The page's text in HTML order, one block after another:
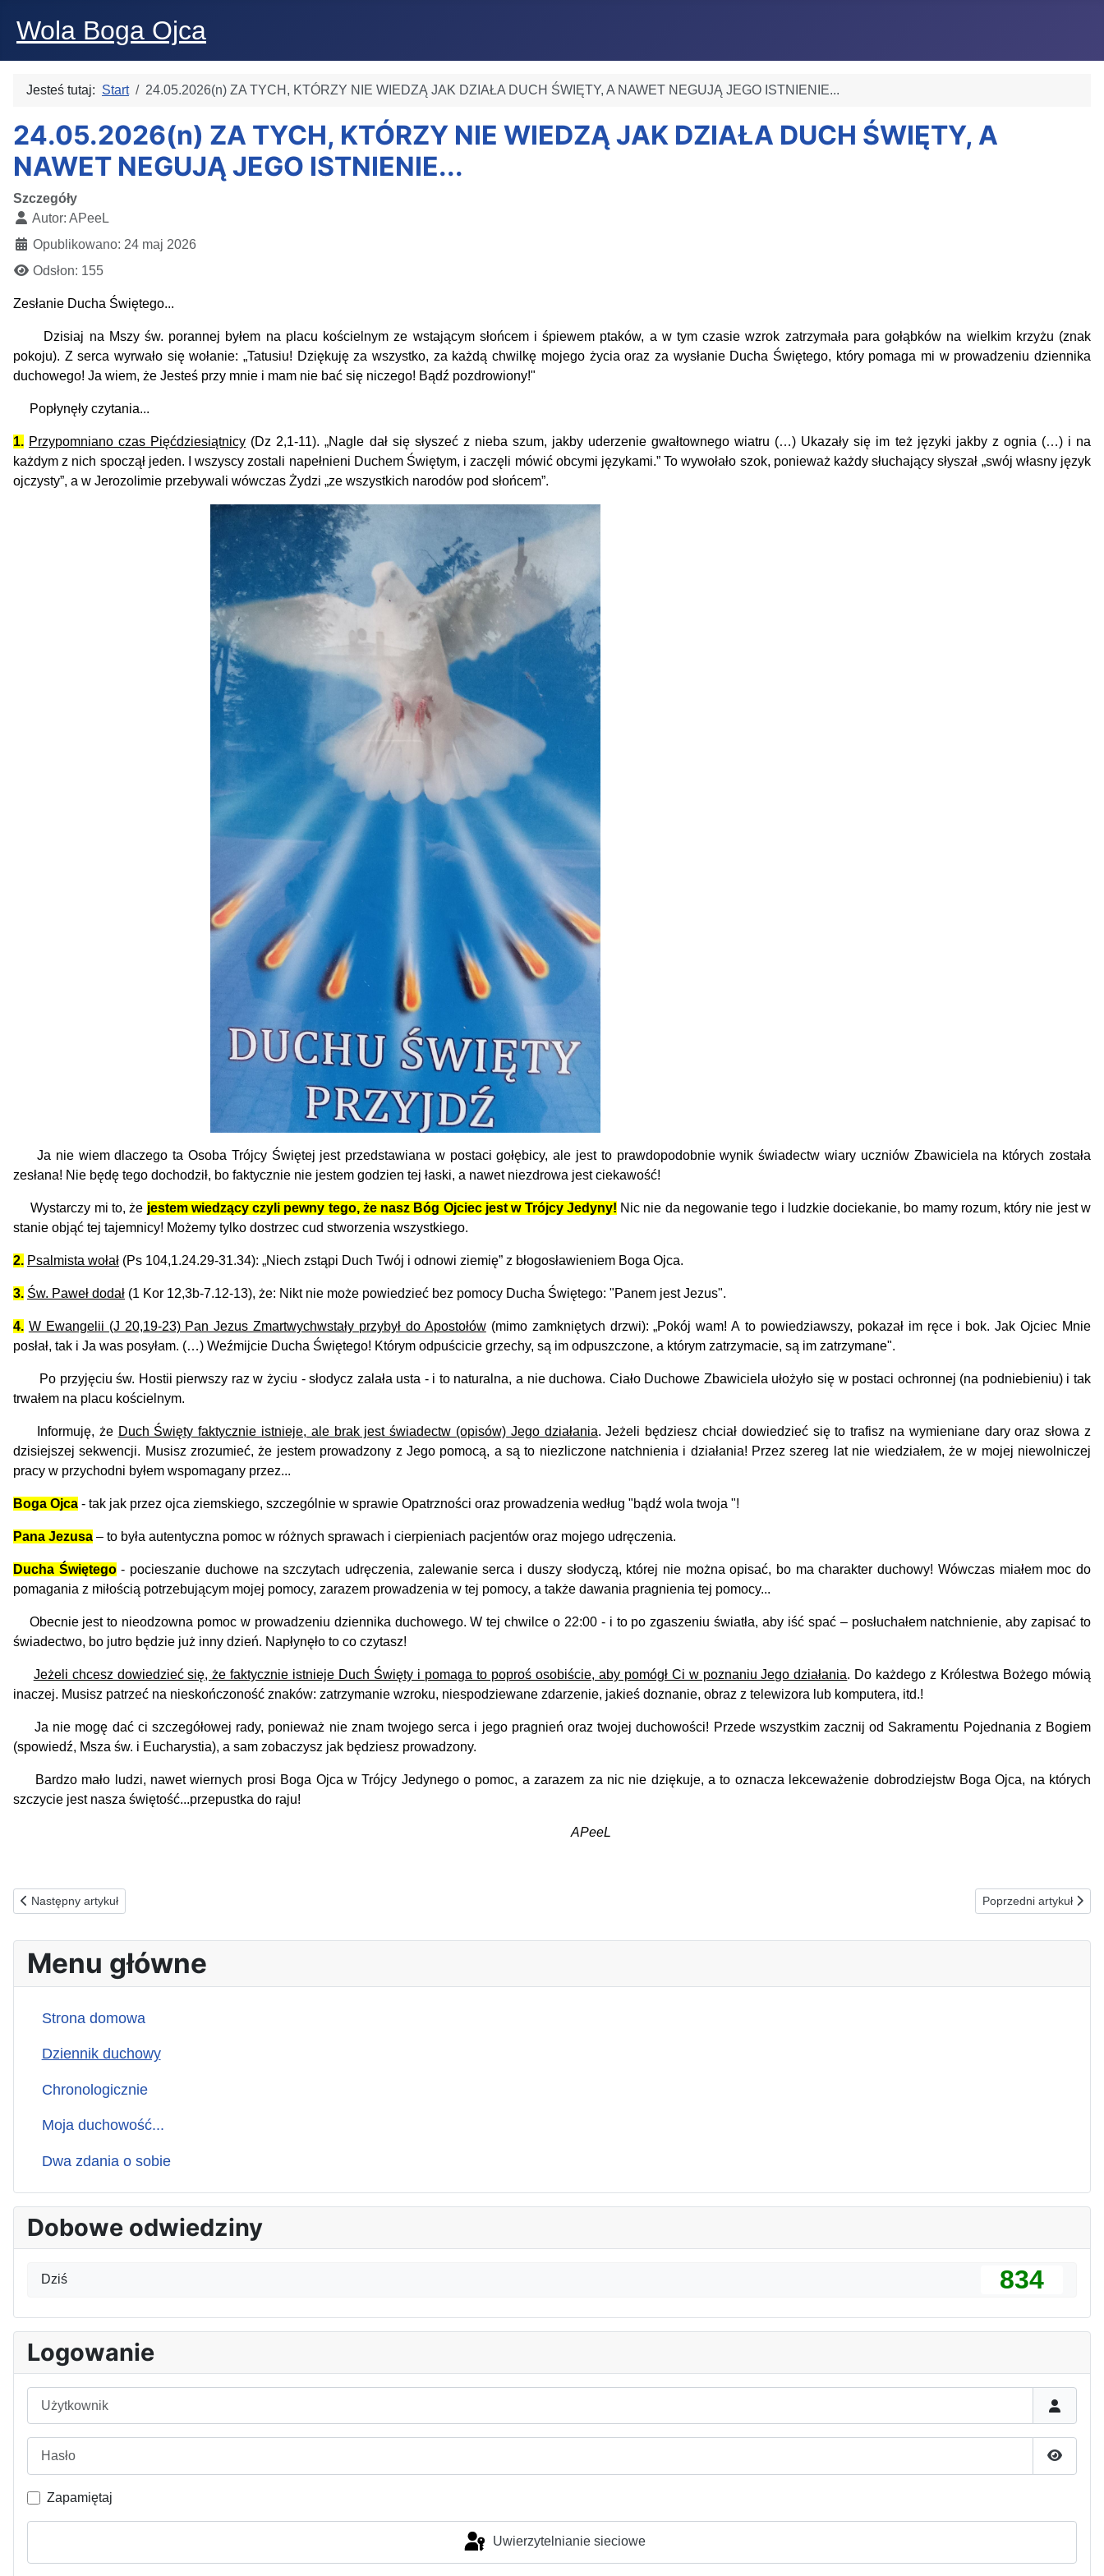
Wola Boga Ojca
Jesteś tutaj: Start 24.05.2026(n) ZA TYCH, KTÓRZY NIE WIEDZĄ JAK DZIAŁA DUCH ŚWIĘTY, A NAWET NEGUJĄ JEGO ISTNIENIE...
24.05.2026(n) ZA TYCH, KTÓRZY NIE WIEDZĄ JAK DZIAŁA DUCH ŚWIĘTY, A
NAWET NEGUJĄ JEGO ISTNIENIE...
Szczegóły
Autor: APeeL
Opublikowano: 24 maj 2026
Odsłon: 155
Zesłanie Ducha Świętego...
Dzisiaj na Mszy św. porannej byłem na placu kościelnym ze wstającym słońcem i śpiewem ptaków, a w tym czasie wzrok zatrzymała para gołąbków na wielkim krzyżu (znak
pokoju). Z serca wyrwało się wołanie: „Tatusiu! Dziękuję za wszystko, za każdą chwilkę mojego życia oraz za wysłanie Ducha Świętego, który pomaga mi w prowadzeniu dziennika
duchowego! Ja wiem, że Jesteś przy mnie i mam nie bać się niczego! Bądź pozdrowiony!"
Popłynęły czytania...
1. Przypomniano czas Pięćdziesiątnicy (Dz 2,1-11). „Nagle dał się słyszeć z nieba szum, jakby uderzenie gwałtownego wiatru (…) Ukazały się im też języki jakby z ognia (…) i na
każdym z nich spoczął jeden. I wszyscy zostali napełnieni Duchem Świętym, i zaczęli mówić obcymi językami.” To wywołało szok, ponieważ każdy słuchający słyszał „swój własny język
ojczysty”, a w Jerozolimie przebywali wówczas Żydzi „ze wszystkich narodów pod słońcem”.
Ja nie wiem dlaczego ta Osoba Trójcy Świętej jest przedstawiana w postaci gołębicy, ale jest to prawdopodobnie wynik świadectw wiary uczniów Zbawiciela na których została
zesłana! Nie będę tego dochodził, bo faktycznie nie jestem godzien tej łaski, a nawet niezdrowa jest ciekawość!
Wystarczy mi to, że jestem wiedzący czyli pewny tego, że nasz Bóg Ojciec jest w Trójcy Jedyny! Nic nie da negowanie tego i ludzkie dociekanie, bo mamy rozum, który nie jest w
stanie objąć tej tajemnicy! Możemy tylko dostrzec cud stworzenia wszystkiego.
2. Psalmista wołał (Ps 104,1.24.29-31.34): „Niech zstąpi Duch Twój i odnowi ziemię” z błogosławieniem Boga Ojca.
3. Św. Paweł dodał (1 Kor 12,3b-7.12-13), że: Nikt nie może powiedzieć bez pomocy Ducha Świętego: "Panem jest Jezus".
4. W Ewangelii (J 20,19-23) Pan Jezus Zmartwychwstały przybył do Apostołów(mimo zamkniętych drzwi): „Pokój wam! A to powiedziawszy, pokazał im ręce i bok. Jak Ojciec Mnie
posłał, tak i Ja was posyłam. (…) Weźmijcie Ducha Świętego! Którym odpuścicie grzechy, są im odpuszczone, a którym zatrzymacie, są im zatrzymane".
Po przyjęciu św. Hostii pierwszy raz w życiu - słodycz zalała usta - i to naturalna, a nie duchowa. Ciało Duchowe Zbawiciela ułożyło się w postaci ochronnej (na podniebieniu) i tak
trwałem na placu kościelnym.
Informuję, że Duch Święty faktycznie istnieje, ale brak jest świadectw (opisów) Jego działania. Jeżeli będziesz chciał dowiedzieć się to trafisz na wymieniane dary oraz słowa z
dzisiejszej sekwencji. Musisz zrozumieć, że jestem prowadzony z Jego pomocą, a są to niezliczone natchnienia i działania! Przez szereg lat nie wiedziałem, że w mojej niewolniczej
pracy w przychodni byłem wspomagany przez...
Boga Ojca - tak jak przez ojca ziemskiego, szczególnie w sprawie Opatrzności oraz prowadzenia według "bądź wola twoja "!
Pana Jezusa – to była autentyczna pomoc w różnych sprawach i cierpieniach pacjentów oraz mojego udręczenia.
Ducha Świętego- pocieszanie duchowe na szczytach udręczenia, zalewanie serca i duszy słodyczą, której nie można opisać, bo ma charakter duchowy! Wówczas miałem moc do
pomagania z miłością potrzebującym mojej pomocy, zarazem prowadzenia w tej pomocy, a także dawania pragnienia tej pomocy...
Obecnie jest to nieodzowna pomoc w prowadzeniu dziennika duchowego. W tej chwilce o 22:00 - i to po zgaszeniu światła, aby iść spać – posłuchałem natchnienie, aby zapisać to
świadectwo, bo jutro będzie już inny dzień. Napłynęło to co czytasz!
Jeżeli chcesz dowiedzieć się, że faktycznie istnieje Duch Święty i pomaga to poproś osobiście, aby pomógł Ci w poznaniu Jego działania. Do każdego z Królestwa Bożego mówią
inaczej. Musisz patrzeć na nieskończoność znaków: zatrzymanie wzroku, niespodziewane zdarzenie, jakieś doznanie, obraz z telewizora lub komputera, itd.!
Ja nie mogę dać ci szczegółowej rady, ponieważ nie znam twojego serca i jego pragnień oraz twojej duchowości! Przede wszystkim zacznij od Sakramentu Pojednania z Bogiem
(spowiedź, Msza św. i Eucharystia), a sam zobaczysz jak będziesz prowadzony.
Bardzo mało ludzi, nawet wiernych prosi Boga Ojca w Trójcy Jedynego o pomoc, a zarazem za nic nie dziękuje, a to oznacza lekceważenie dobrodziejstw Boga Ojca, na których
szczycie jest nasza świętość...przepustka do raju!
APeeL
Poprzednia strona: 25.05.2026(p) ZA MAJĄCYCH KULT MATKI PANA JEZUSA...
Następny artykuł Następna strona:
Poprzedni artykuł
Menu główne
Strona domowa
Dziennik duchowy
Chronologicznie
Moja duchowość...
Dwa zdania o sobie
Dobowe odwiedziny
Dziś 834
Logowanie
Pokaż
Zapamiętaj
Uwierzytelnianie sieciowe